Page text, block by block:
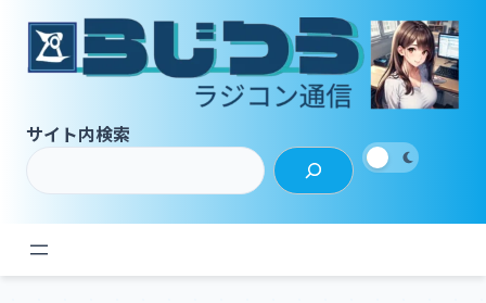
サイト内検索